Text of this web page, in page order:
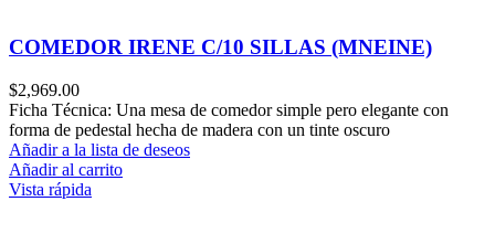
COMEDOR IRENE C/10 SILLAS (MNEINE)
$2,969.00
Ficha Técnica: Una mesa de comedor simple pero elegante con
forma de pedestal hecha de madera con un tinte oscuro
Añadir a la lista de deseos
Añadir al carrito
Vista rápida